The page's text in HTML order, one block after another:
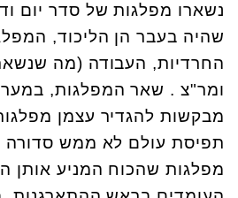
נשארו מפלגות של סדר יום
שהיה בעבר הן הליכוד,
החרדיות, העבודה (מה
ומר"צ . שאר המפלגות,
מבקשות להגדיר עצמן
תפיסת עולם לא ממש סדורה
מפלגות שהכוח המניע אותן